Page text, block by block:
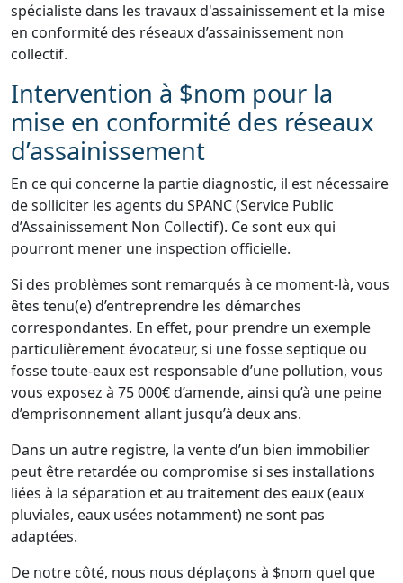
spécialiste dans les travaux d'assainissement et la mise
en conformité des réseaux d’assainissement non
collectif.
Intervention à $nom pour la
mise en conformité des réseaux
d’assainissement
En ce qui concerne la partie diagnostic, il est nécessaire
de solliciter les agents du SPANC (Service Public
d’Assainissement Non Collectif). Ce sont eux qui
pourront mener une inspection officielle.
Si des problèmes sont remarqués à ce moment-là, vous
êtes tenu(e) d’entreprendre les démarches
correspondantes. En effet, pour prendre un exemple
particulièrement évocateur, si une fosse septique ou
fosse toute-eaux est responsable d’une pollution, vous
vous exposez à 75 000€ d’amende, ainsi qu’à une peine
d’emprisonnement allant jusqu’à deux ans.
Dans un autre registre, la vente d’un bien immobilier
peut être retardée ou compromise si ses installations
liées à la séparation et au traitement des eaux (eaux
pluviales, eaux usées notamment) ne sont pas
adaptées.
De notre côté, nous nous déplaçons à $nom quel que